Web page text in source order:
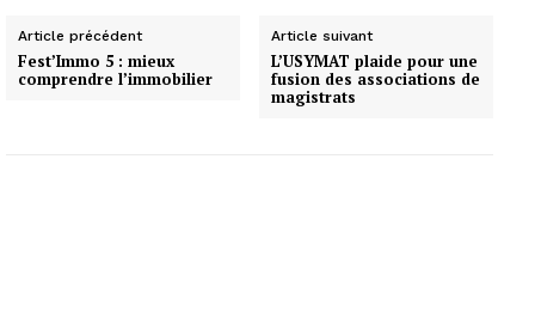
Article précédent
Fest’Immo 5 : mieux
comprendre l’immobilier
Article suivant
L’USYMAT plaide pour une
fusion des associations de
magistrats